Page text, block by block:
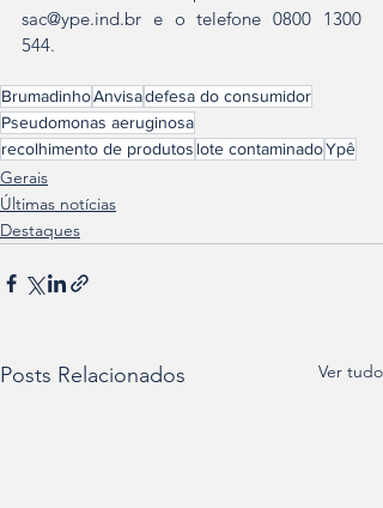
sac@ype.ind.br e o telefone 0800 1300
544.
BrumadinhoAnvisadefesa do consumidor
Pseudomonas aeruginosa
recolhimento de produtos lote contaminadoYpê
Gerais
Últimas notícias
Destaques
Posts Relacionados Ver tudo